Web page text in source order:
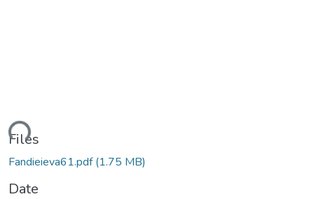
Files
Fandieieva61.pdf(1.75 MB)
Date